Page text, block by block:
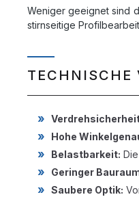
Weniger geeignet sind
stirnseitige
TECHNISCHE
Hohe
Belastbarkeit:
Geringer
Saubere Optik: